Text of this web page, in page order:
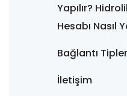
Yapılır?
Hesabı Nasıl
Bağlantı
İletişim